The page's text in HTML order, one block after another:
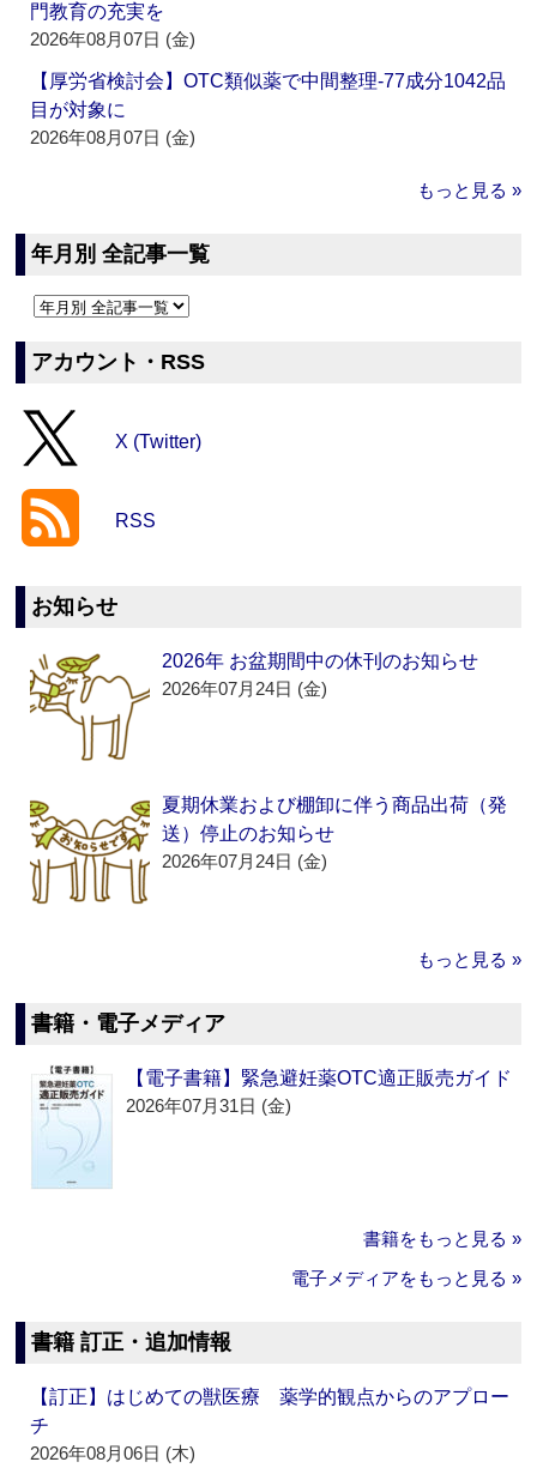
門教育の充実を
2026年08月07日 (金)
【厚労省検討会】OTC類似薬で中間整理‐77成分1042品
目が対象に
2026年08月07日 (金)
もっと見る »
年月別 全記事一覧
アカウント・RSS
X (Twitter)
RSS
お知らせ
2026年 お盆期間中の休刊のお知らせ
2026年07月24日 (金)
夏期休業および棚卸に伴う商品出荷（発
送）停止のお知らせ
2026年07月24日 (金)
もっと見る »
書籍・電子メディア
【電子書籍】緊急避妊薬OTC適正販売ガイド
2026年07月31日 (金)
書籍をもっと見る »
電子メディアをもっと見る »
書籍 訂正・追加情報
【訂正】はじめての獣医療 薬学的観点からのアプロー
チ
2026年08月06日 (木)